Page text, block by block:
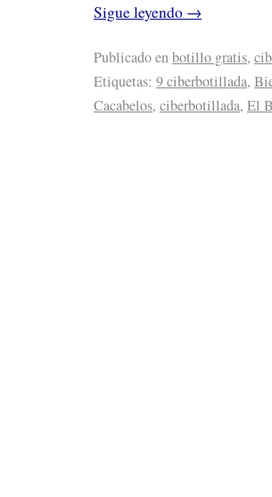
Sigue leyendo →
Publicado enbotillo gratis,
Etiquetas: 9 ciberbotillada,
Cacabelos, ciberbotillada, El